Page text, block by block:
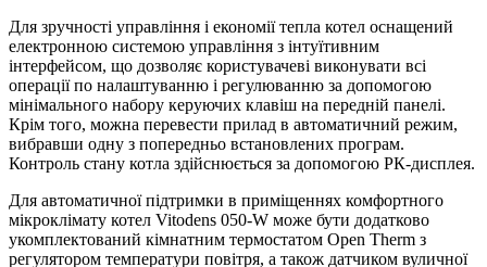
Для зручності управління і економії тепла котел оснащений
електронною системою управління з інтуїтивним
інтерфейсом, що дозволяє користувачеві виконувати всі
операції по налаштуванню і регулюванню за допомогою
мінімального набору керуючих клавіш на передній панелі.
Крім того, можна перевести прилад в автоматичний режим,
вибравши одну з попередньо встановлених програм.
Контроль стану котла здійснюється за допомогою РК-дисплея.
Для автоматичної підтримки в приміщеннях комфортного
мікроклімату котел Vitodens 050-W може бути додатково
укомплектований кімнатним термостатом Open Therm з
регулятором температури повітря, а також датчиком вуличної